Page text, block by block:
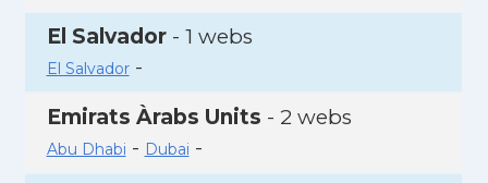
El Salvador- 1 webs
El Salvador-
Emirats Àrabs Units - 2 webs
Abu Dhabi - Dubai -